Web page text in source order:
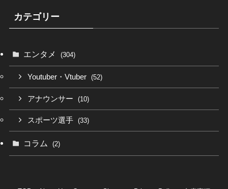
カテゴリー
エンタメ (304)
Youtuber・Vtuber (52)
アナウンサー (10)
スポーツ選手 (33)
コラム (2)